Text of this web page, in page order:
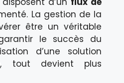
La gestion de la
être un véritable
le succès du
d’une solution
tout devient plus